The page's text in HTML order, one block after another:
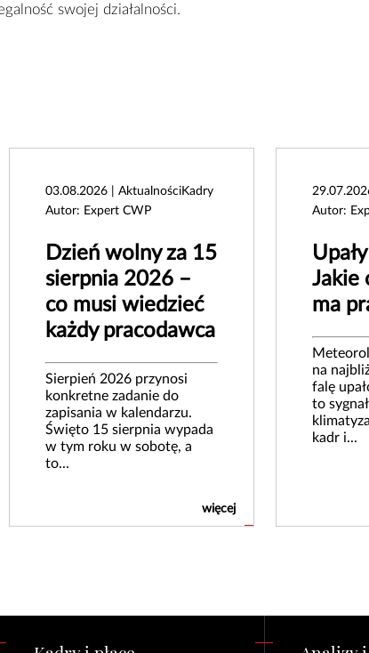
swojej działalności.
03.08.2026 | AktualnościKadry
Autor: Expert CWP
Dzień wolny za 15
sierpnia 2026 –
co musi wiedzieć
każdy pracodawca
Sierpień 2026 przynosi
konkretne zadanie do
zapisania w kalendarzu.
Święto 15 sierpnia wypada
w tym roku w sobotę, a
to...
więcej
Autor:
Jakie
ma
na
falę
to
kadr i...